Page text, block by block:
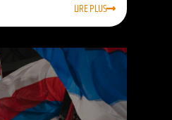
LIRE PLUS